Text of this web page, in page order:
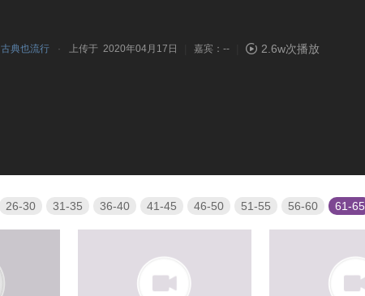
古典也流行 上传于 2020年04月17日 嘉宾：-- 2.6w次播放
26-30 31-35 36-40 41-45 46-50 51-55 56-60 61-65